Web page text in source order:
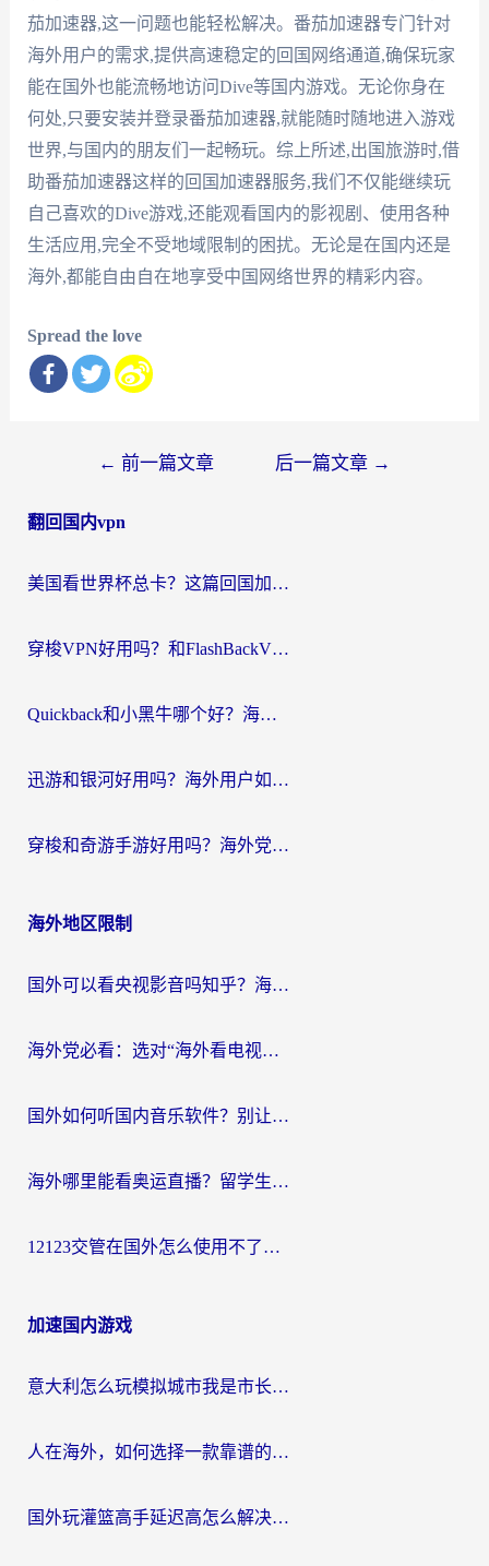
茄加速器,这一问题也能轻松解决。番茄加速器专门针对
海外用户的需求,提供高速稳定的回国网络通道,确保玩家
能在国外也能流畅地访问Dive等国内游戏。无论你身在
何处,只要安装并登录番茄加速器,就能随时随地进入游戏
世界,与国内的朋友们一起畅玩。综上所述,出国旅游时,借
助番茄加速器这样的回国加速器服务,我们不仅能继续玩
自己喜欢的Dive游戏,还能观看国内的影视剧、使用各种
生活应用,完全不受地域限制的困扰。无论是在国内还是
海外,都能自由自在地享受中国网络世界的精彩内容。
Spread the love
导
← 前一篇文章 后一篇文章 →
翻回国内vpn
美国看世界杯总卡？这篇回国加速器指南帮你无缝刷国内资源（附苹果手机VPN设置步骤）
穿梭VPN好用吗？和FlashBackVPN对比哪个回国效果更好？
Quickback和小黑牛哪个好？海外党亲测指南，选对回国加速器秒回国内
迅游和银河好用吗？海外用户如何选择回国加速器实现无缝访问国内资源
穿梭和奇游手游好用吗？海外党亲测3款回国加速器，附蜜蜂加速器七天试用攻略
海外地区限制
国外可以看央视影音吗知乎？海外党亲测有效的回国加速方案
海外党必看：选对“海外看电视剧软件”，再也不用愁国内剧刷不了
国外如何听国内音乐软件？别让地域限制，断了你的中文歌单
海外哪里能看奥运直播？留学生&海外华人必看的体育赛事观赛终极指南
12123交管在国外怎么使用不了？海外华人必看的无缝访问国内资源指南
加速国内游戏
意大利怎么玩模拟城市我是市长？海外党国服游戏加速终极攻略（附三国3量子特攻解决办法）
人在海外，如何选择一款靠谱的玩剑灵2加速器？
国外玩灌篮高手延迟高怎么解决？海外玩家国服游戏加速终极指南